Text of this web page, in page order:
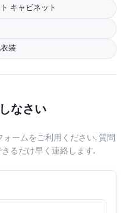
キャビネット
装
なさい
ームをご利用ください. 質問
るだけ早く連絡します.